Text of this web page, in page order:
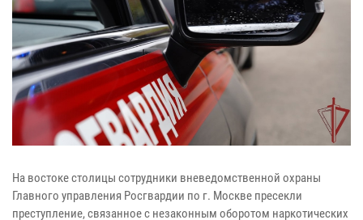
На востоке столицы сотрудники вневедомственной охраны
Главного управления Росгвардии по г. Москве пресекли
преступление, связанное с незаконным оборотом наркотических